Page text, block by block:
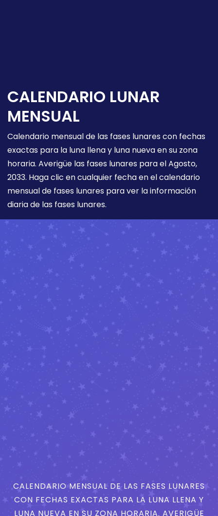
CALENDARIO LUNAR
MENSUAL
Calendario mensual de las fases lunares con fechas
exactas para la luna llena y luna nueva en su zona
horaria. Averigüe las fases lunares para el Agosto,
2033. Haga clic en cualquier fecha en el calendario
mensual de fases lunares para ver la información
diaria de las fases lunares.
CALENDARIO MENSUAL DE LAS FASES LUNARES
CON FECHAS EXACTAS PARA LA LUNA LLENA Y
LUNA NUEVA EN SU ZONA HORARIA. AVERIGÜE